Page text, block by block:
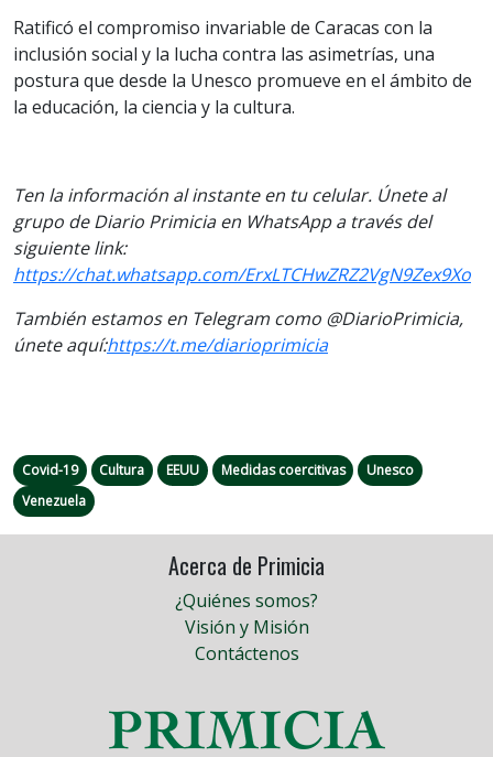
Ratificó el compromiso invariable de Caracas con la
inclusión social y la lucha contra las asimetrías, una
postura que desde la Unesco promueve en el ámbito de
la educación, la ciencia y la cultura.
Ten la información al instante en tu celular. Únete al
grupo de Diario Primicia en WhatsApp a través del
siguiente link:
https://chat.whatsapp.com/ErxLTCHwZRZ2VgN9Zex9Xo
También estamos en Telegram como @DiarioPrimicia,
únete aquí:https://t.me/diarioprimicia
Covid-19 Cultura EEUU Medidas coercitivas
Unesco
Venezuela
Acerca de Primicia
¿Quiénes somos?
Visión y Misión
Contáctenos